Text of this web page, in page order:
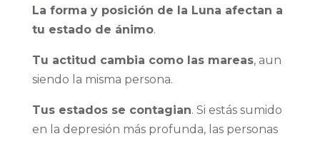
La forma y posición de la Luna afectan a
tu estado de ánimo.
Tu actitud cambia como las mareas, aun
siendo la misma persona.
Tus estados se contagian. Si estás sumido
en la depresión más profunda, las personas